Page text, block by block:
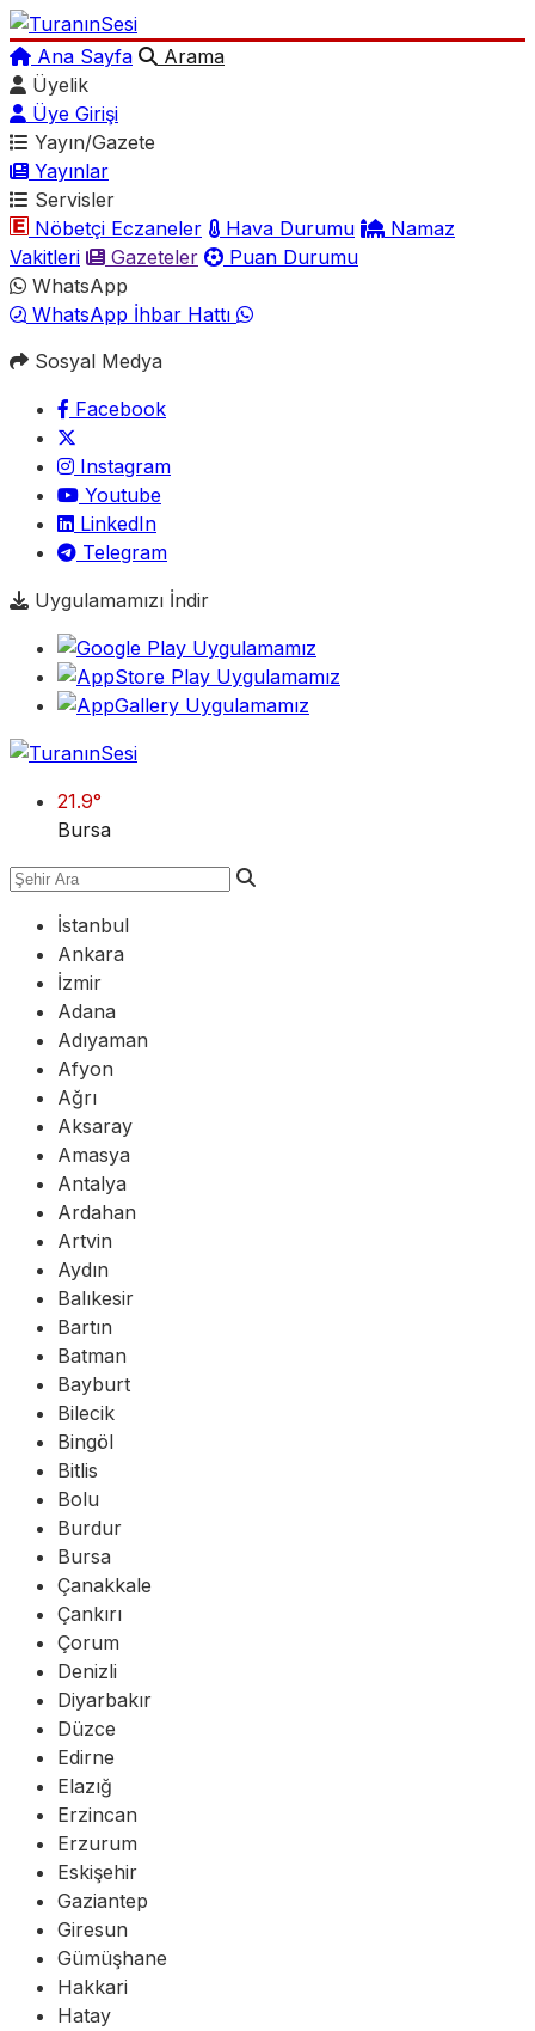
Ana Sayfa
Arama
Üyelik
Üye Girişi
Yayın/Gazete
Yayınlar
Servisler
Nöbetçi Eczaneler
Hava Durumu
Namaz
Vakitleri
Gazeteler
Puan Durumu
WhatsApp
WhatsApp İhbar Hattı
Sosyal Medya
Facebook
Instagram
Youtube
LinkedIn
Telegram
Uygulamamızı İndir
21.9°
Bursa
İstanbul
Ankara
İzmir
Adana
Adıyaman
Afyon
Ağrı
Aksaray
Amasya
Antalya
Ardahan
Artvin
Aydın
Balıkesir
Bartın
Batman
Bayburt
Bilecik
Bingöl
Bitlis
Bolu
Burdur
Bursa
Çanakkale
Çankırı
Çorum
Denizli
Diyarbakır
Düzce
Edirne
Elazığ
Erzincan
Erzurum
Eskişehir
Gaziantep
Giresun
Gümüşhane
Hakkari
Hatay